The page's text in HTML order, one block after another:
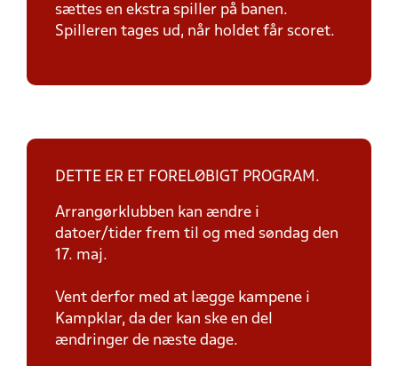
sættes en ekstra spiller på banen.
Spilleren tages ud, når holdet får scoret.
DETTE ER ET FORELØBIGT PROGRAM.
Arrangørklubben kan ændre i
datoer/tider frem til og med søndag den
17. maj.
Vent derfor med at lægge kampene i
Kampklar, da der kan ske en del
ændringer de næste dage.